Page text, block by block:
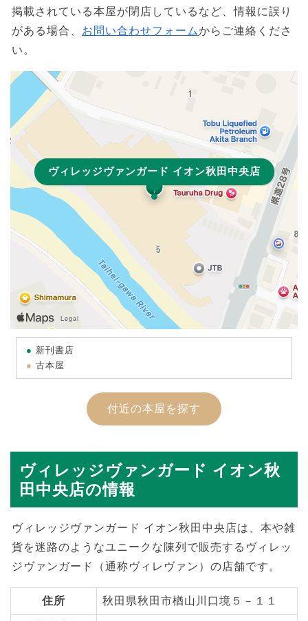
掲載されている本屋が閉店しているなど、情報に誤り
がある場合、 お問い合わせフォームからご連絡くださ
い。
ヴィレッジヴァンガード イオン秋田中央店
新刊書店
古本屋
付近の本屋を探す
ヴィレッジヴァンガード イオン秋
田中央店の情報
ヴィレッジヴァンガード イオン秋田中央店は、本や雑
貨を迷路のようなユニークな陳列で販売するヴィレッ
ジヴァンガード（通称ヴィレヴァン）の店舗です。
住所 秋田県秋田市楢山川口境５－１１